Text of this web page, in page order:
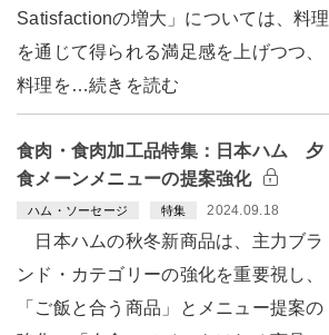
Satisfactionの増大」については、料理
を通じて得られる満足感を上げつつ、
料理を…続きを読む
食肉・食肉加工品特集：日本ハム 夕
食メーンメニューの提案強化
ハム・ソーセージ 特集 2024.09.18
日本ハムの秋冬新商品は、主力ブラ
ンド・カテゴリーの強化を重要視し、
「ご飯と合う商品」とメニュー提案の